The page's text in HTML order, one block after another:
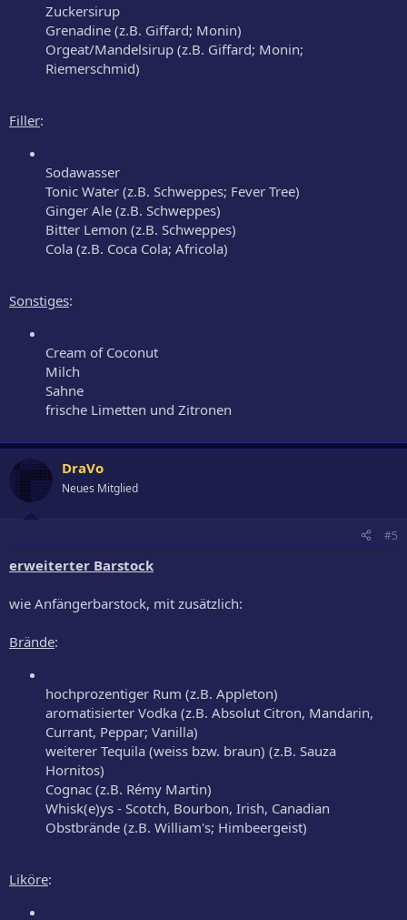
Zuckersirup
Grenadine (z.B. Giffard; Monin)
Orgeat/Mandelsirup (z.B. Giffard; Monin;
Riemerschmid)
Filler:
Sodawasser
Tonic Water (z.B. Schweppes; Fever Tree)
Ginger Ale (z.B. Schweppes)
Bitter Lemon (z.B. Schweppes)
Cola (z.B. Coca Cola; Africola)
Sonstiges:
Cream of Coconut
Milch
Sahne
frische Limetten und Zitronen
DraVo
Neues Mitglied
#5
erweiterter Barstock
wie Anfängerbarstock, mit zusätzlich:
Brände:
hochprozentiger Rum (z.B. Appleton)
aromatisierter Vodka (z.B. Absolut Citron, Mandarin,
Currant, Peppar; Vanilla)
weiterer Tequila (weiss bzw. braun) (z.B. Sauza
Hornitos)
Cognac (z.B. Rémy Martin)
Whisk(e)ys - Scotch, Bourbon, Irish, Canadian
Obstbrände (z.B. William's; Himbeergeist)
Liköre: